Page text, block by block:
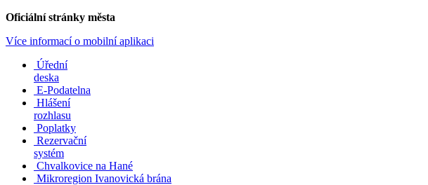
Oficiální stránky města
Více informací o mobilní aplikaci
Úřední
deska
E-Podatelna
Hlášení
rozhlasu
Poplatky
Rezervační
systém
Chvalkovice na Hané
Mikroregion Ivanovická brána